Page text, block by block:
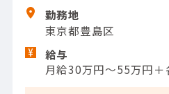
勤務地
東京都豊島区
給与
月給30万円～55万円